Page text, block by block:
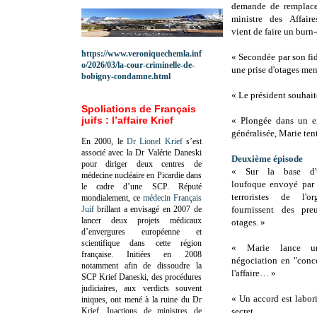
demande de
ministre des
vient de faire un
« Secondée par son
une prise d'otages
« Le président
« Plongée dans un
généralisée, Marie
Deuxième épisode
« Sur la base
loufoque envoyé
terroristes de
fournissent des
otages. »
« Marie lance
négociation en
l'affaire… »
« Un accord est
https://www.veroniquechemla.inf
o/2026/03/la-cour-criminelle-de-
bobigny-condamne.html
Spoliations de Français
juifs : l’affaire Krief
En 2000, le Dr Lionel Kriefs’est
associé avec la Dr Valérie Daneski
pour diriger deux centres de
médecine nucléaire en Picardie dans
le cadre d’une SCP. Réputé
mondialement, ce médecin Français
Juif brillant a envisagé en 2007 de
lancer deux projets médicaux
d’envergures européenne et
scientifique dans cette région
française. Initiées en 2008
notamment afin de dissoudre la
SCP Krief Daneski, des procédures
judiciaires, aux verdicts souvent
iniques, ont mené à la ruine du Dr
Krief.Inactions de ministres de